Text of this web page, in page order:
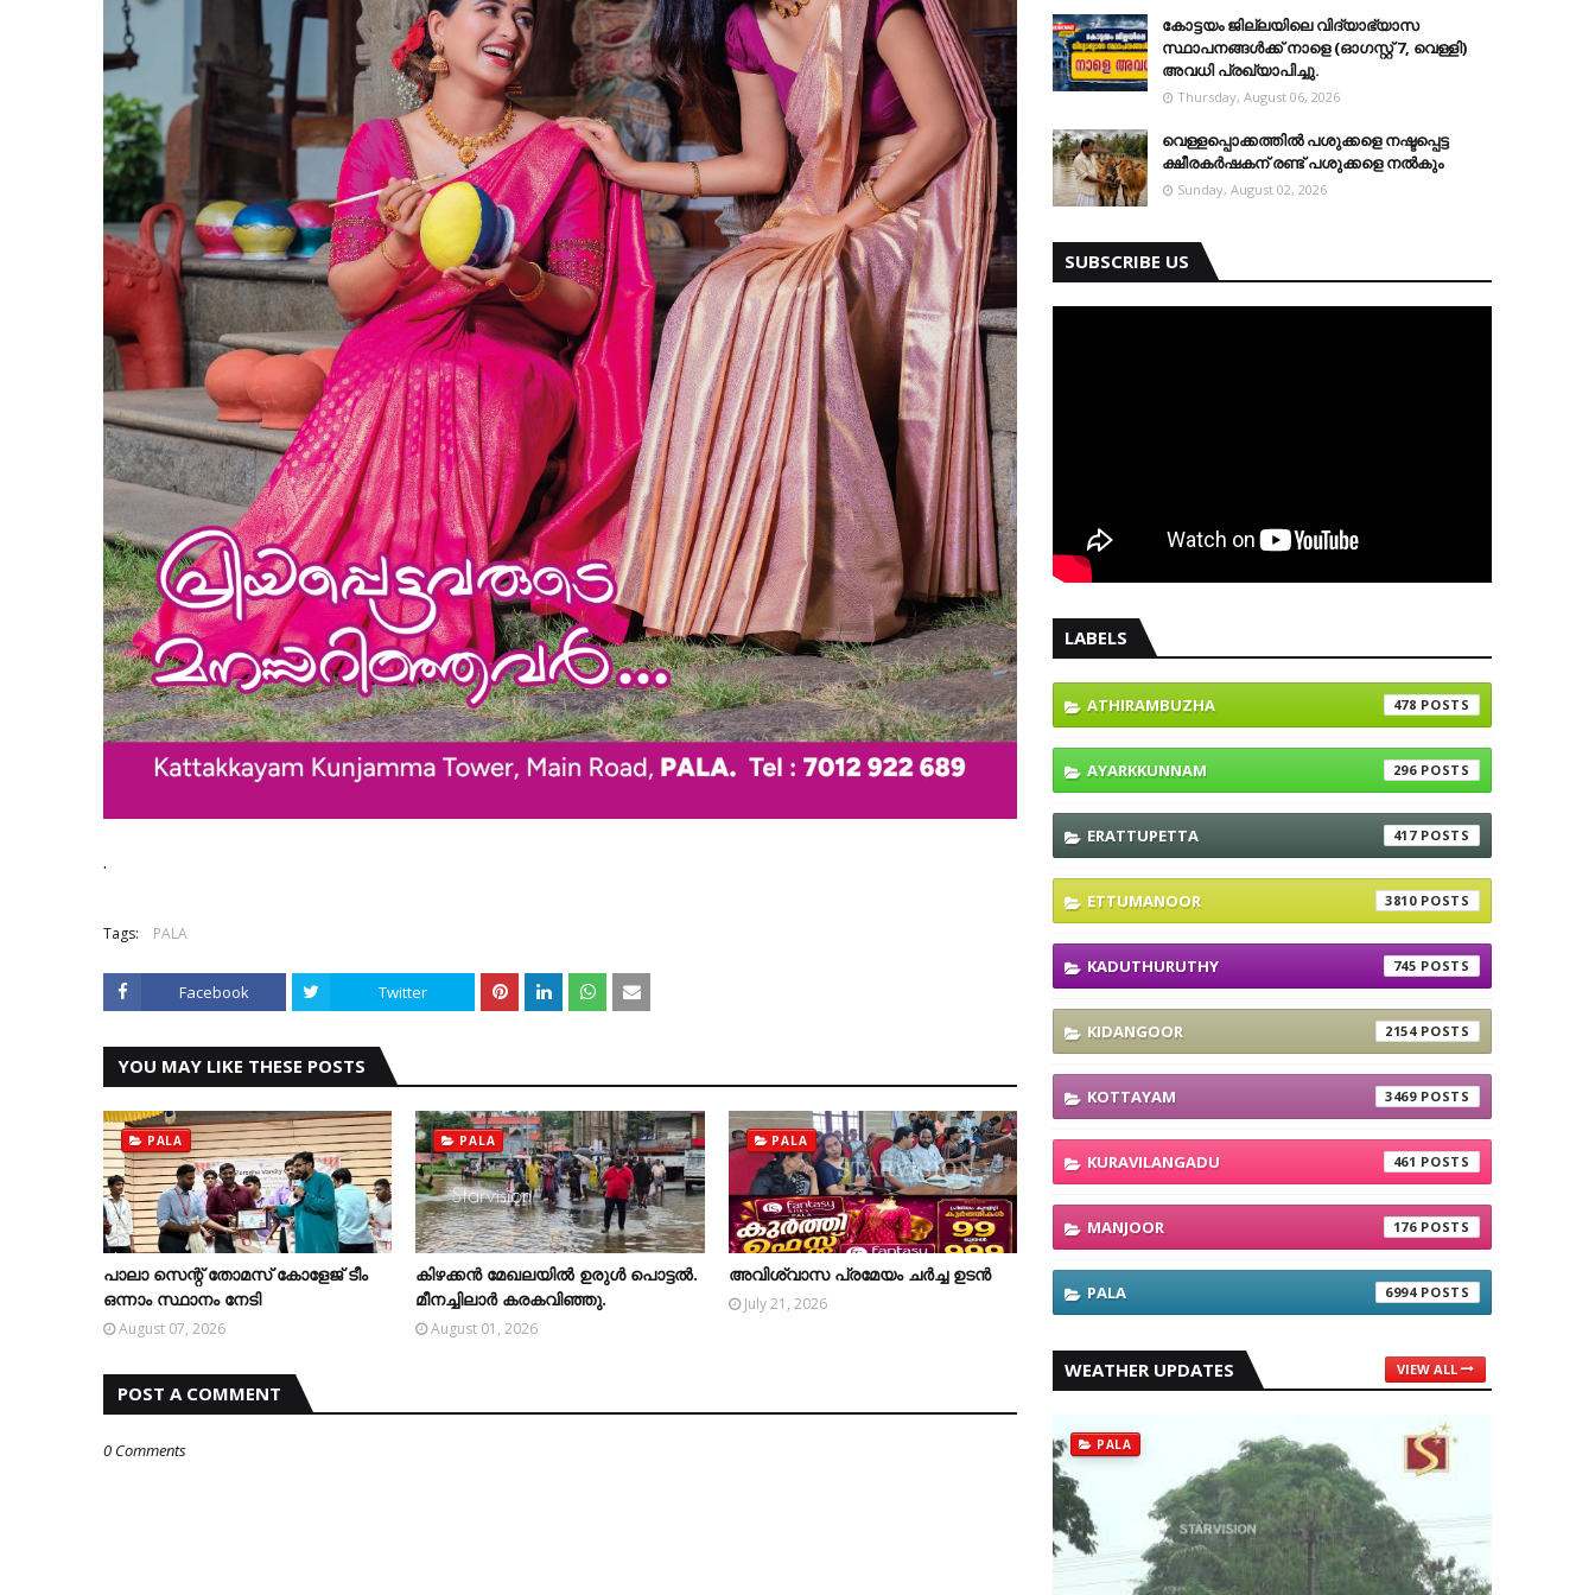
.
Tags: PALA
Facebook Twitter
YOU MAY LIKE THESE POSTS
PALA
പാലാ സെന്റ് തോമസ് കോളേജ് ടീം
ഒന്നാം സ്ഥാനം നേടി
August 07, 2026
PALA
കിഴക്കന്‍ മേഖലയില്‍ ഉരുള്‍ പൊട്ടല്‍.
മീനച്ചിലാര്‍ കരകവിഞ്ഞു.
August 01, 2026
PALA
അവിശ്വാസ പ്രമേയം ചര്‍ച്ച ഉടന്‍
July 21, 2026
POST A COMMENT
0 Comments
കോട്ടയം ജില്ലയിലെ വിദ്യാഭ്യാസ
സ്ഥാപനങ്ങള്‍ക്ക് നാളെ (ഓഗസ്റ്റ് 7, വെള്ളി)
അവധി പ്രഖ്യാപിച്ചു.
Thursday, August 06, 2026
വെള്ളപ്പൊക്കത്തില്‍ പശുക്കളെ നഷ്ടപ്പെട്ട
ക്ഷീരകര്‍ഷകന് രണ്ട് പശുക്കളെ നല്‍കും
Sunday, August 02, 2026
SUBSCRIBE US
LABELS
ATHIRAMBUZHA 478
AYARKKUNNAM 296
ERATTUPETTA 417
ETTUMANOOR 3810
KADUTHURUTHY 745
KIDANGOOR 2154
KOTTAYAM 3469
KURAVILANGADU 461
MANJOOR 176
PALA 6994
WEATHER UPDATES VIEW ALL
PALA